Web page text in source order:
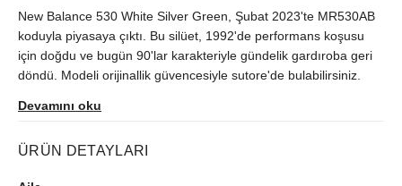
New Balance 530 White Silver Green, Şubat 2023'te MR530AB
koduyla piyasaya çıktı. Bu silüet, 1992'de performans koşusu
için doğdu ve bugün 90'lar karakteriyle gündelik gardıroba geri
döndü. Modeli orijinallik güvencesiyle sutore'de bulabilirsiniz.
Devamını oku
ÜRÜN DETAYLARI